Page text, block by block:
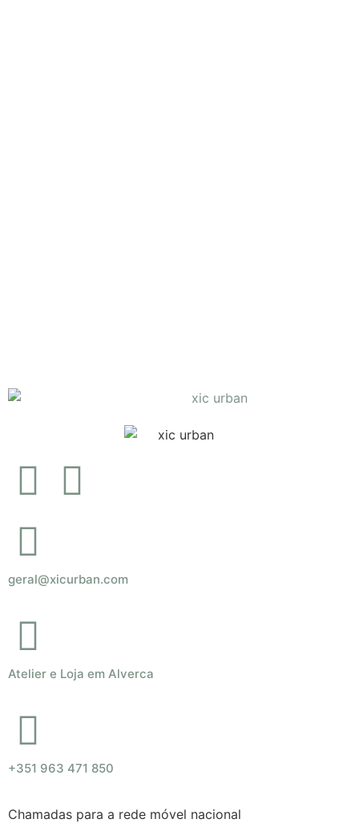
geral@xicurban.com
Atelier e Loja em Alverca
+351 963 471 850
Chamadas para a rede móvel nacional